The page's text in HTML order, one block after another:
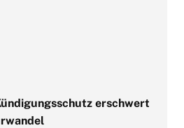
erschwert